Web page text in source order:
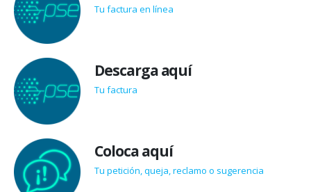
Tu factura en línea
Descarga aquí
Tu factura
Coloca aquí
Tu petición, queja, reclamo o sugerencia